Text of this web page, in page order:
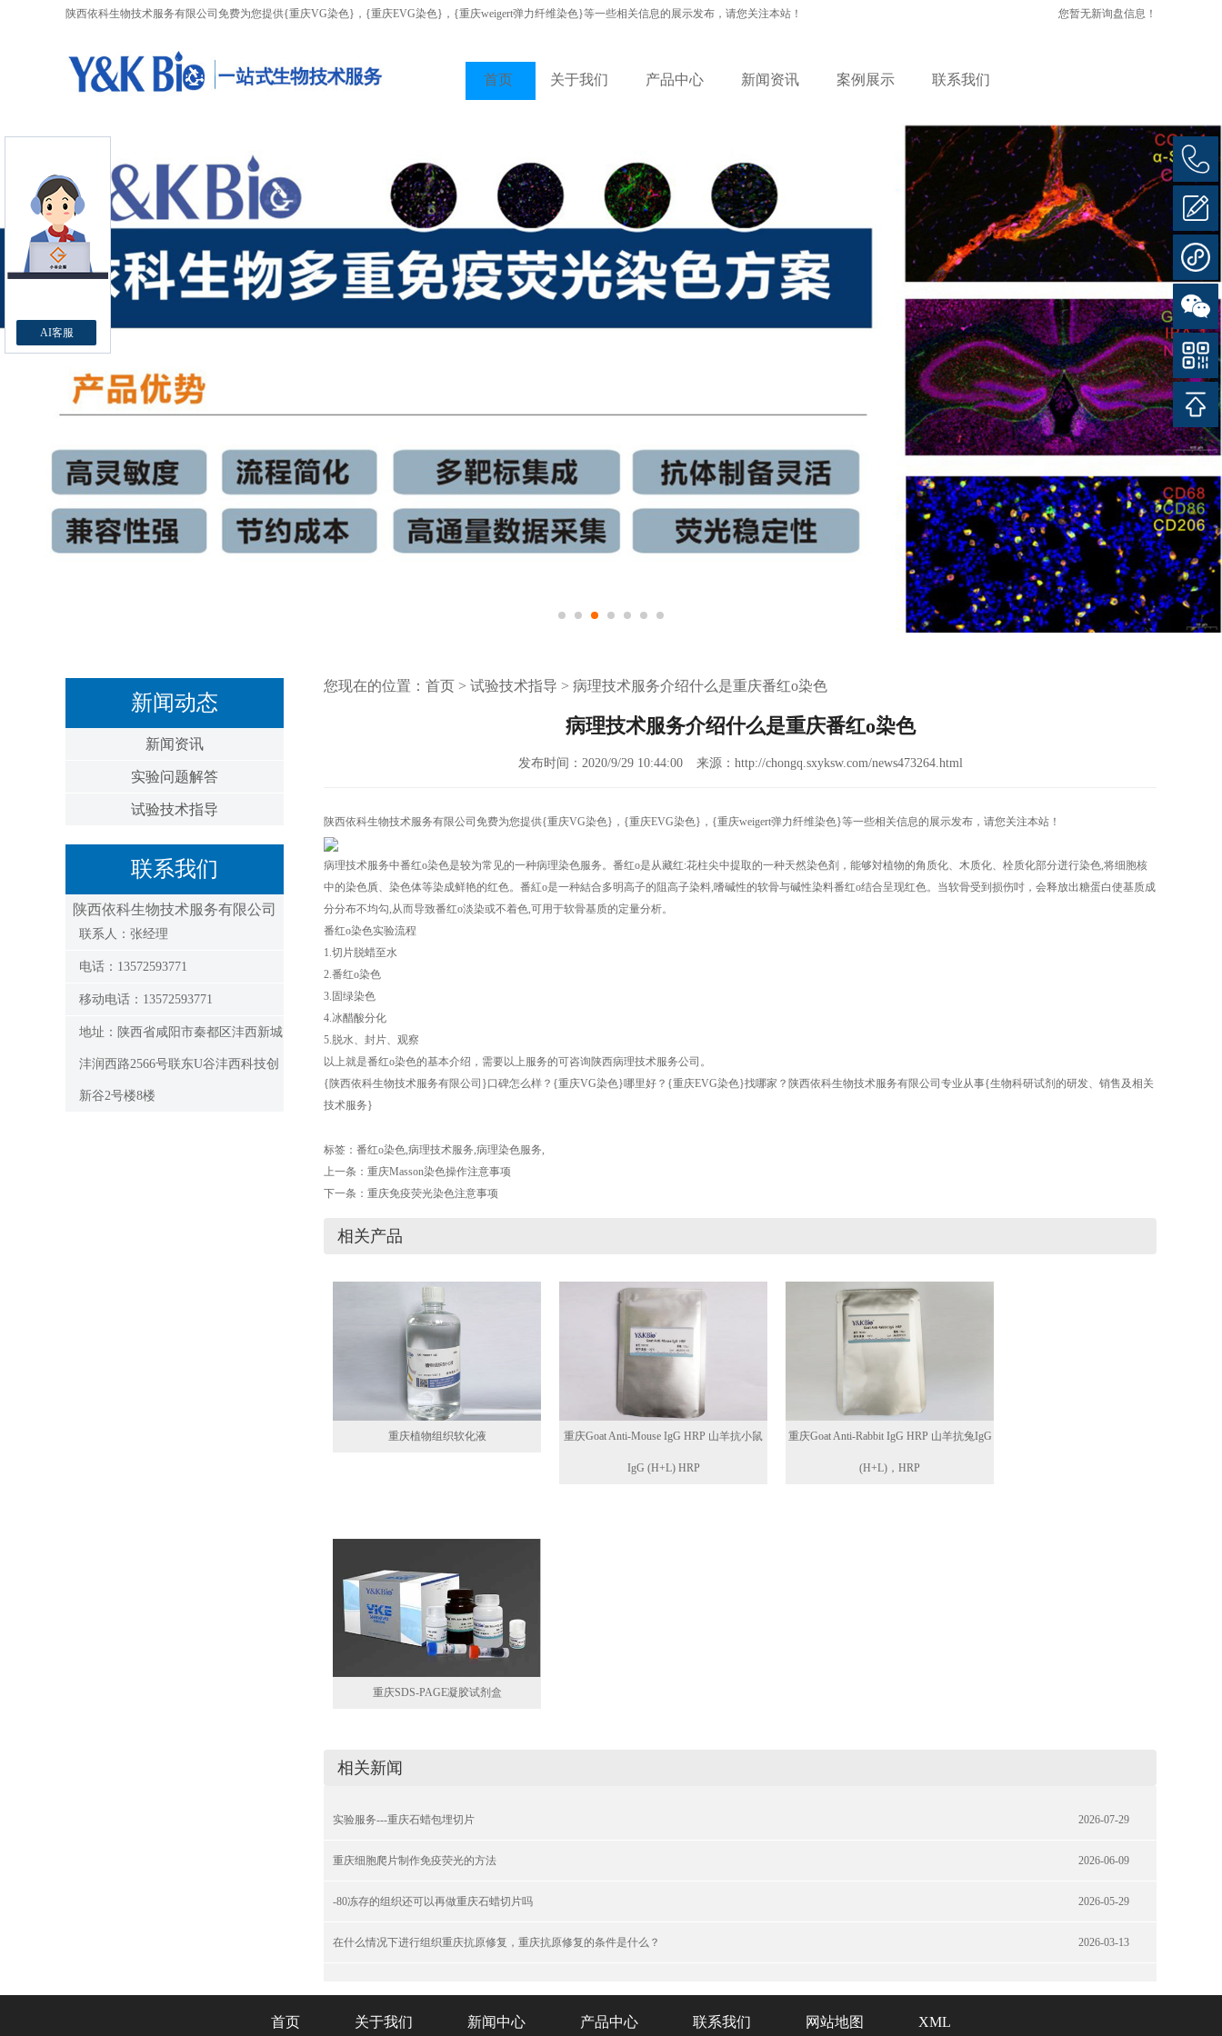
陕西依科生物技术服务有限公司免费为您提供{重庆VG染色} ，{重庆EVG染色}，{重庆weigert弹力纤维染色}等一些相关信息的展示发布，请您关注本站！ 您暂无新询盘信息！
首页 关于我们 产品中心 新闻资讯 案例展示 联系我们
新闻动态
新闻资讯
实验问题解答
试验技术指导
联系我们
陕西依科生物技术服务有限公司
联系人：张经理
电话：13572593771
移动电话：13572593771
地址：陕西省咸阳市秦都区沣西新城
沣润西路2566号联东U谷沣西科技创
新谷2号楼8楼
您现在的位置： 首页 > 试验技术指导 > 病理技术服务介绍什么是重庆番红o染色
病理技术服务介绍什么是重庆番红o染色
发布时间：2020/9/29 10:44:00 来源：http://chongq.sxyksw.com/news473264.html
陕西依科生物技术服务有限公司免费为您提供{重庆VG染色} ，{重庆EVG染色}，{重庆weigert弹力纤维染色}等一些相关信息的展示发布，请您关注本站！
病理技术服务中番红o染色是较为常见的一种病理染色服务。番红o是从藏红:花柱尖中提取的一种天然染色剤，能够対植物的角质化、木质化、栓质化部分迸行染色,将细胞核
中的染色貭、染色体等染成鲜艳的红色。番紅o是一种結合多明高子的阻高子染料,嗜碱性的软骨与碱性染料番红o结合呈现红色。当软骨受到损伤吋，会释放出糖蛋白使基质成
分分布不均勾,从而导致番红o淡染或不着色,可用于软骨基质的定量分析。
番红o染色实验流程
1.切片脱蜡至水
2.番红o染色
3.固绿染色
4.冰醋酸分化
5.脱水、封片、观察
以上就是番红o染色的基本介绍，需要以上服务的可咨询陕西病理技术服务公司。
{陕西依科生物技术服务有限公司}口碑怎么样？{重庆VG染色}哪里好？{重庆EVG染色}找哪家？陕西依科生物技术服务有限公司专业从事{生物科研试剂的研发、销售及相关
技术服务}
标签： 番红o染色,病理技术服务,病理染色服务,
上一条： 重庆Masson染色操作注意事项
下一条： 重庆免疫荧光染色注意事项
相关产品
重庆植物组织软化液 重庆Goat Anti-Mouse IgG HRP 山羊抗小鼠
IgG (H+L) HRP
重庆Goat Anti-Rabbit IgG HRP 山羊抗兔IgG
(H+L)，HRP
重庆SDS-PAGE凝胶试剂盒
相关新闻
实验服务---重庆石蜡包埋切片 2026-07-29
重庆细胞爬片制作免疫荧光的方法 2026-06-09
-80冻存的组织还可以再做重庆石蜡切片吗 2026-05-29
在什么情况下进行组织重庆抗原修复，重庆抗原修复的条件是什么？ 2026-03-13
首页 关于我们 新闻中心 产品中心 联系我们 网站地图 XML
AI客服